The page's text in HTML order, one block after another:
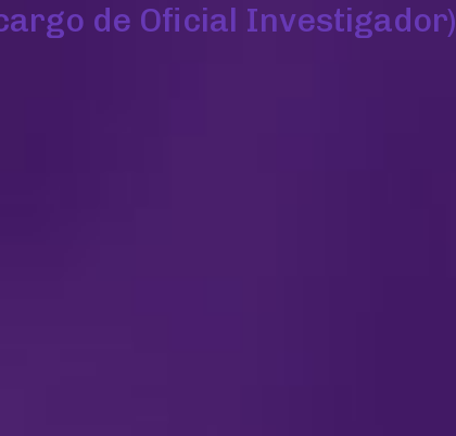
de Oficial Investigador)